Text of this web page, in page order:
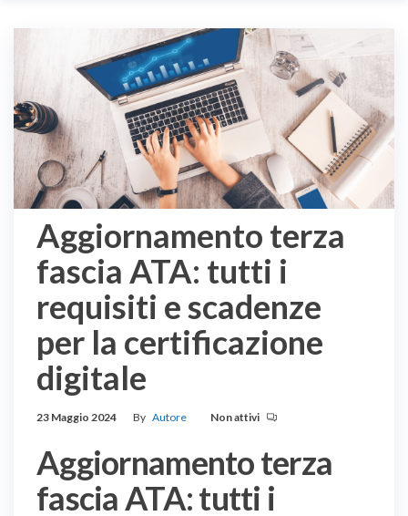
Aggiornamento terza
fascia ATA: tutti i
requisiti e scadenze
per la certificazione
digitale
23 Maggio 2024 By Autore Non attivi
Aggiornamento terza
fascia ATA: tutti i